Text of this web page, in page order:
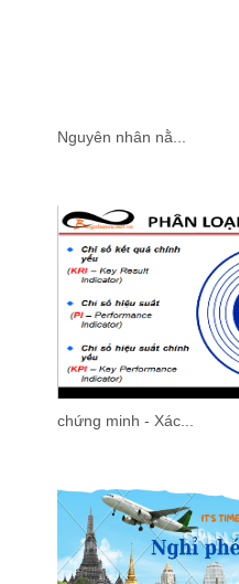
Nguyên nhân nằ...
chứng minh - Xác...